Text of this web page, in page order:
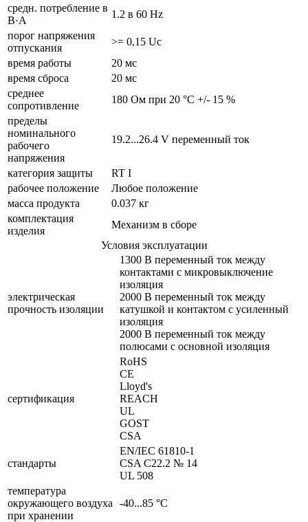
средн. потребление в
В·А
1.2 в 60 Hz
порог напряжения
отпускания
>= 0,15 Uc
время работы
20 мс
время сброса
20 мс
среднее
сопротивление
180 Ом при 20 °C +/- 15 %
пределы
номинального
рабочего
напряжения
19.2...26.4 V переменный ток
категория защиты
RT I
рабочее положение
Любое положение
масса продукта
0.037 кг
комплектация
изделия
Механизм в сборе
Условия эксплуатации
электрическая
прочность изоляции
1300 В переменный ток между
контактами с микровыключение
изоляция
2000 В переменный ток между
катушкой и контактом с усиленный
изоляция
2000 В переменный ток между
полюсами с основной изоляция
сертификация
RoHS
CE
Lloyd's
REACH
UL
GOST
CSA
стандарты
EN/IEC 61810-1
CSA C22.2 № 14
UL 508
температура
окружающего воздуха
при хранении
-40...85 °C